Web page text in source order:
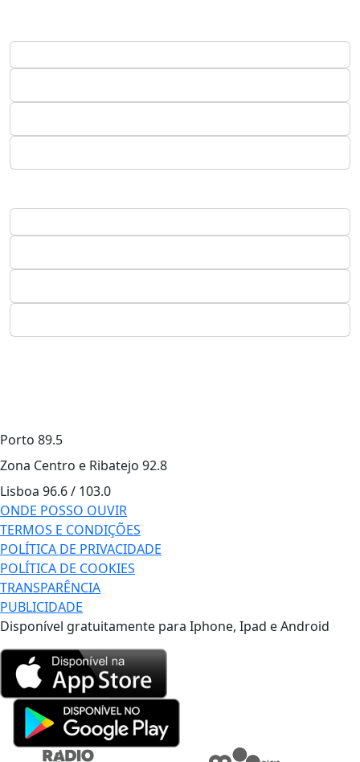
Porto 89.5
Zona Centro e Ribatejo 92.8
Lisboa 96.6 / 103.0
ONDE POSSO OUVIR
TERMOS E CONDIÇÕES
POLÍTICA DE PRIVACIDADE
POLÍTICA DE COOKIES
TRANSPARÊNCIA
PUBLICIDADE
Disponível gratuitamente para Iphone, Ipad e Android